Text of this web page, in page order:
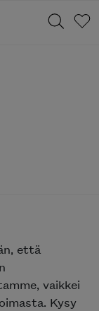
että
vaikkei
Kysy